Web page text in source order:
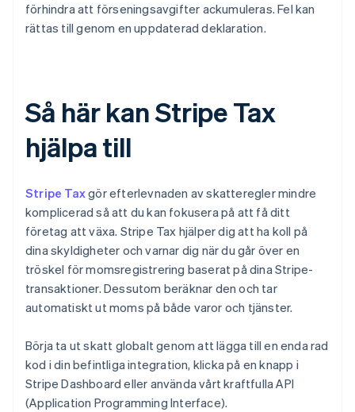
förhindra att förseningsavgifter ackumuleras. Fel kan
rättas till genom en uppdaterad deklaration.
Så här kan Stripe Tax
hjälpa till
Stripe Taxgör efterlevnaden av skatteregler mindre
komplicerad så att du kan fokusera på att få ditt
företag att växa. Stripe Tax hjälper dig att ha koll på
dina skyldigheter och varnar dig när du går över en
tröskel för momsregistrering baserat på dina Stripe-
transaktioner. Dessutom beräknar den och tar
automatiskt ut moms på både varor och tjänster.
Börja ta ut skatt globalt genom att lägga till en enda rad
kod i din befintliga integration, klicka på en knapp i
Stripe Dashboard eller använda vårt kraftfulla API
(Application Programming Interface).